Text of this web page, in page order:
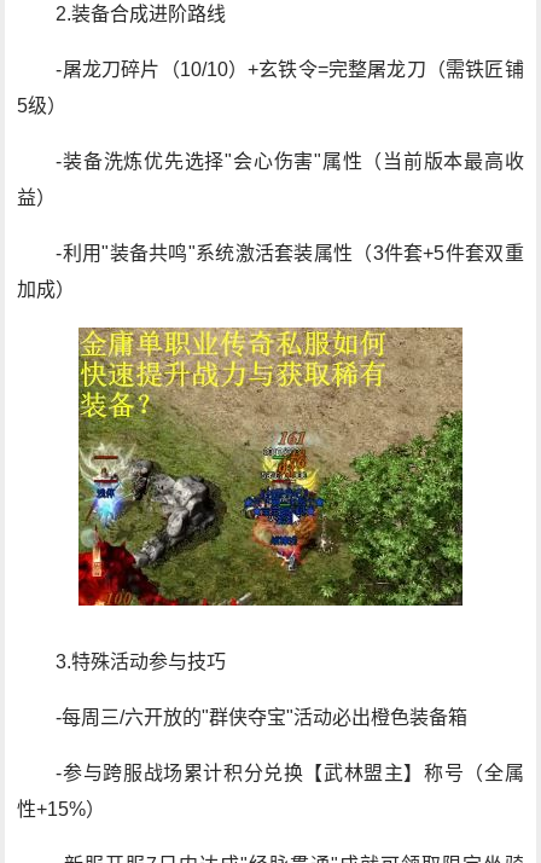
2.装备合成进阶路线
-屠龙刀碎片（10/10）+玄铁令=完整屠龙刀（需铁匠铺
5级）
-装备洗炼优先选择"会心伤害"属性（当前版本最高收
益）
-利用"装备共鸣"系统激活套装属性（3件套+5件套双重
加成）
3.特殊活动参与技巧
-每周三/六开放的"群侠夺宝"活动必出橙色装备箱
-参与跨服战场累计积分兑换【武林盟主】称号（全属
性+15%）